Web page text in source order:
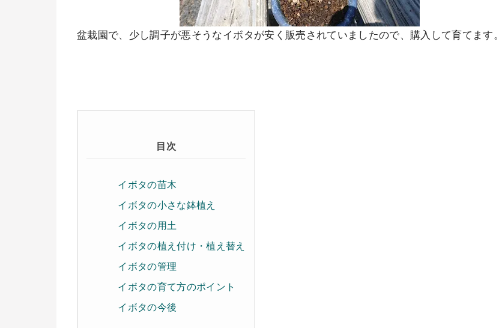
盆栽園で、少し調子が悪そうなイボタが安く販売されていましたので、購入して育てます。
目次
イボタの苗木
イボタの小さな鉢植え
イボタの用土
イボタの植え付け・植え替え
イボタの管理
イボタの育て方のポイント
イボタの今後